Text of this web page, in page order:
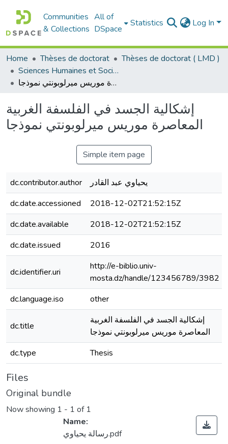
Communities
& Collections
All of
DSpace
Statistics Log In
Home Thèses de doctorat
Thèses de doctorat ( LMD )
Sciences Humaines et Sociales - العلوم الإنسانية والاجتماعية
إشكالية الجسد في الفلسفة الغربية المعاصرة موريس ميرلوبونتي نموذجا
إشكالية الجسد في الفلسفة الغربية
المعاصرة موريس ميرلوبونتي نموذجا
Simple item page
dc.contributor.author
يحياوي عبد القادر
dc.date.accessioned
2018-12-02T21:52:15Z
dc.date.available
2018-12-02T21:52:15Z
dc.date.issued
2016
dc.identifier.uri
http://e-biblio.univ-
mosta.dz/handle/123456789/3982
dc.language.iso
other
dc.title
إشكالية الجسد في الفلسفة الغربية
المعاصرة موريس ميرلوبونتي نموذجا
dc.type Thesis
Files
Original bundle
Now showing 1 - 1 of 1
Name:
رسالة يحياوي.pdf